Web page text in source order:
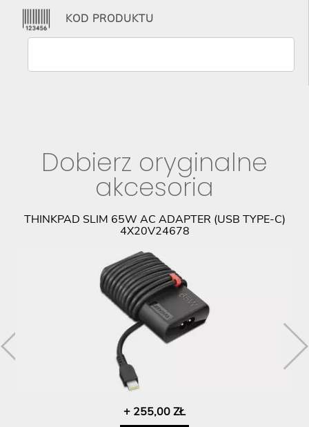
KOD PRODUKTU
Dobierz oryginalne
akcesoria
THINKPAD SLIM 65W AC ADAPTER (USB TYPE-C)
4X20V24678
+ 255,00 ZŁ